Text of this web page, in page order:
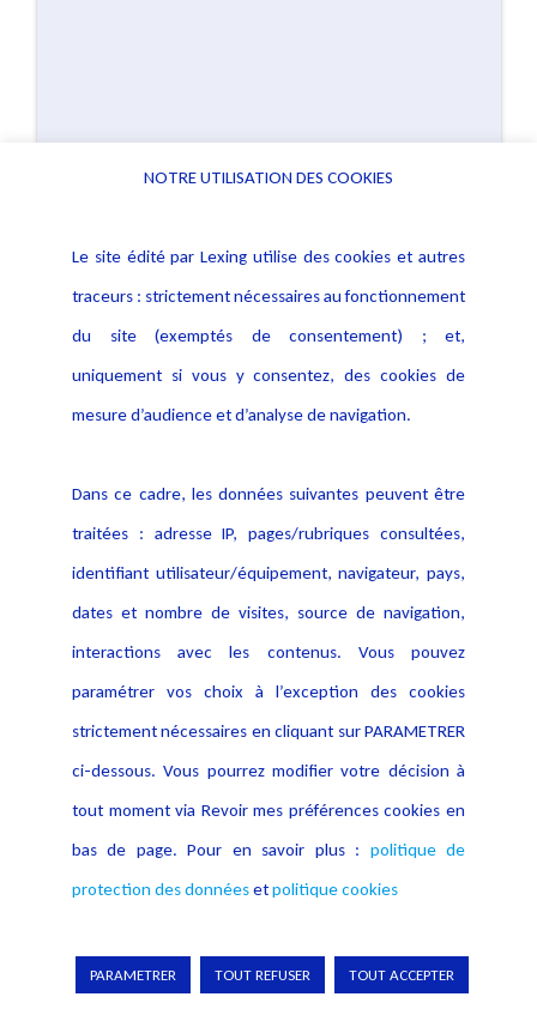
NOTRE UTILISATION DES COOKIES
Le site édité par Lexing utilise des cookies et autres
traceurs : strictement nécessaires au fonctionnement
du site (exemptés de consentement) ; et,
uniquement si vous y consentez, des cookies de
mesure d’audience et d’analyse de navigation.
Dans ce cadre, les données suivantes peuvent être
traitées : adresse IP, pages/rubriques consultées,
identifiant utilisateur/équipement, navigateur, pays,
dates et nombre de visites, source de navigation,
interactions avec les contenus. Vous pouvez
paramétrer vos choix à l’exception des cookies
strictement nécessaires en cliquant sur PARAMETRER
ci-dessous. Vous pourrez modifier votre décision à
tout moment via Revoir mes préférences cookies en
bas de page. Pour en savoir plus : politique de
protection des donnéesetpolitique cookies
PARAMETRER TOUT REFUSER TOUT ACCEPTER